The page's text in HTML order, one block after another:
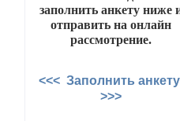
заполнить анкету ниже
отправить на онлайн
рассмотрение.
<<< Заполнить
>>>